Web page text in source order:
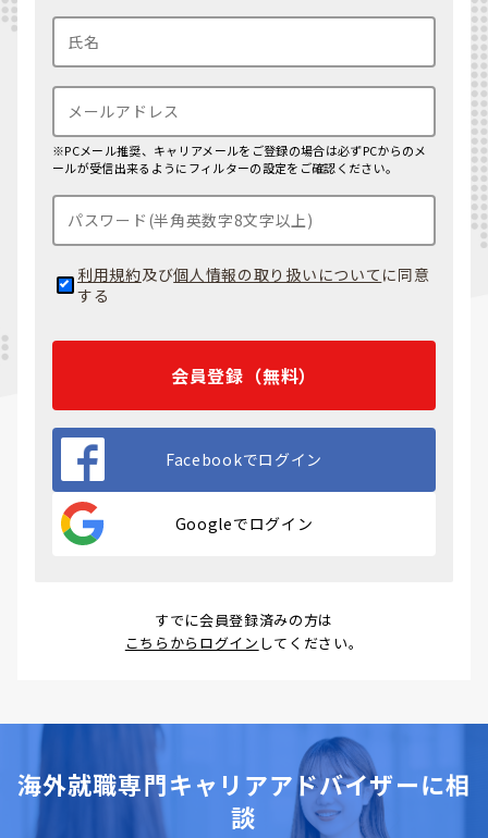
※PCメール推奨、キャリアメールをご登録の場合は必ずPCからのメ
ールが受信出来るようにフィルターの設定をご確認ください。
利用規約及び個人情報の取り扱いについて に同意
する
会員登録（無料）
Facebookでログイン
Googleでログイン
すでに会員登録済みの方は
こちらからログイン してください。
海外就職専門キャリアアドバイザーに相
談